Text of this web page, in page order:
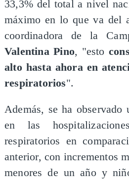
33,3% del total a nivel
máximo en lo que va del
coordinadora de la
Valentina Pino, "esto
alto hasta ahora en
respiratorios".
Además, se ha observado
en las
respiratorios en
anterior, con incrementos
menores de un año y